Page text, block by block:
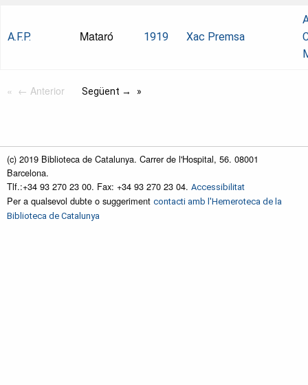
A.F.P. Mataró 1919 Xac Premsa
← Anterior Següent →
(c) 2019 Biblioteca de Catalunya. Carrer de l'Hospital, 56. 08001
Barcelona.
Tlf.:+34 93 270 23 00. Fax: +34 93 270 23 04. Accessibilitat
Per a qualsevol dubte o suggeriment contacti amb l'Hemeroteca de la
Biblioteca de Catalunya